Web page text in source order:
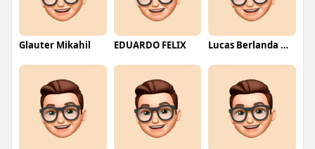
Glauter Mikahil EDUARDO FELIX Lucas Berlanda Moraes